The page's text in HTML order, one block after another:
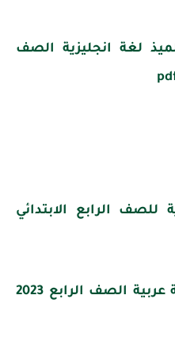
لغة انجليزية الصف
للصف الرابع الابتدائي
أسئلة مراجعة المتميز لغة عربية الصف الرابع 2023